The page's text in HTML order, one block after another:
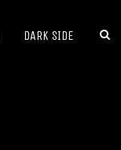
DARK SIDE